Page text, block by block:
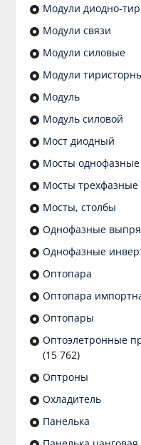
Модули диодно-
Модули связи
Модули силовые
Модули
Модуль
Модуль силовой
Мост диодный
Мосты однофазные
Мосты трехфазные
Мосты, столбы
Однофазные
Однофазные
Оптопара
Оптопара
Оптопары
Оптоэлетронные
(15 762)
Оптроны
Охладитель
Панелька